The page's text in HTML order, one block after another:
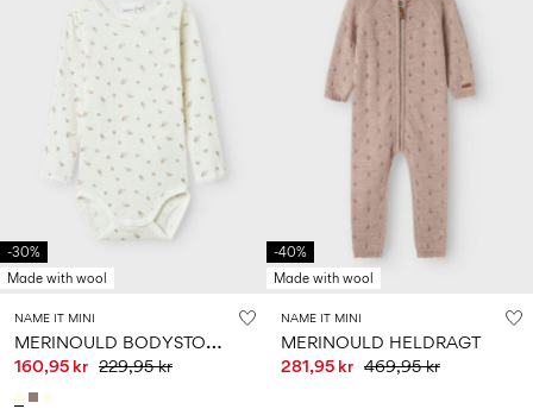
-30%
Made with wool
NAME IT MINI
M
ERINOULD BODYSTOCKING
160,95 kr 229,95 kr
-40%
Made with wool
NAME IT MINI
MERINOULD HELDRAGT
281,95 kr 469,95 kr